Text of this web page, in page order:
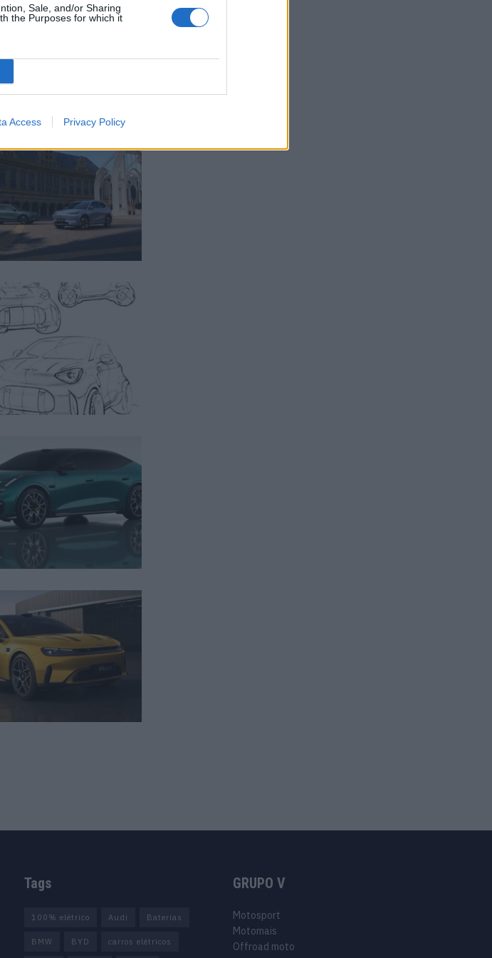
Sale, and/or Sharing
the Purposes for which it
Access Privacy Policy
Tags
100% elétrico Audi Baterias
BMW BYD carros elétricos
GRUPO V
Motosport
Motomais
Offroad moto